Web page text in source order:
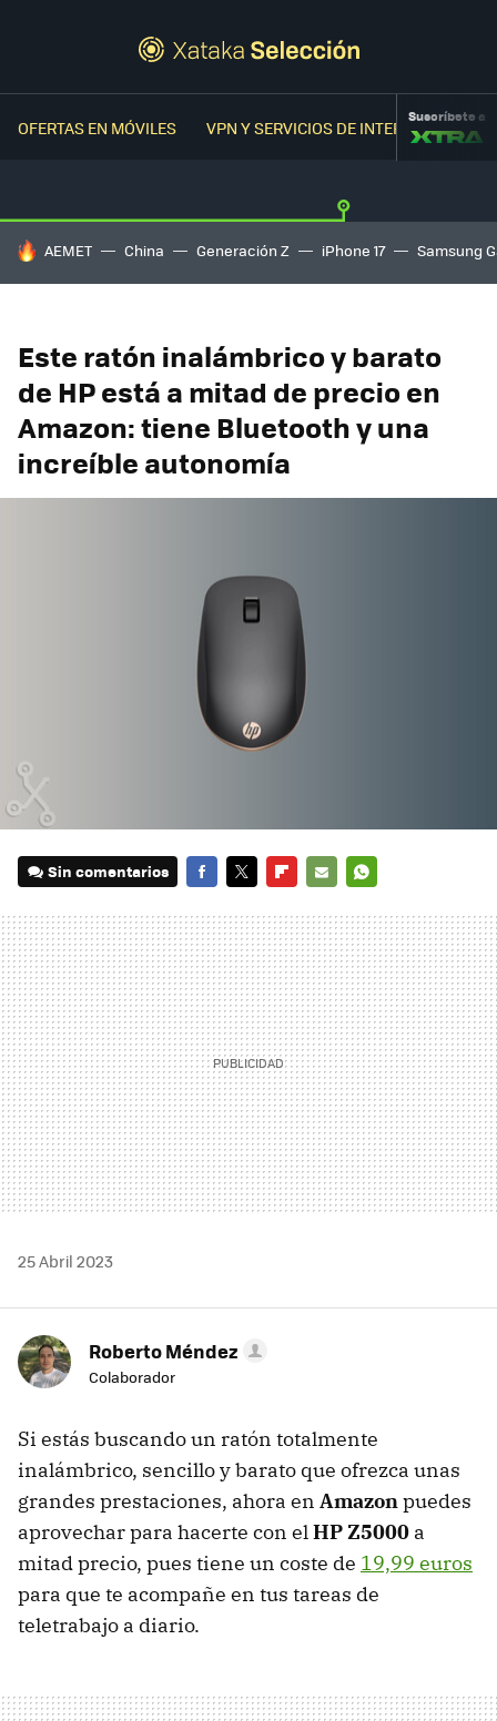
OFERTAS EN MÓVILES VPN Y SERVICIOS DE INTERNETSuscríbete a
HOY SE HABLA DE
AEMET China Generación Z iPhone 17 Samsung
Este ratón inalámbrico y barato
de HP está a mitad de precio en
Amazon: tiene Bluetooth y una
increíble autonomía
Sin comentarios
MAIL
25 Abril 2023
Roberto Méndez
Colaborador
Si estás buscando un ratón totalmente
inalámbrico, sencillo y barato que ofrezca unas
grandes prestaciones, ahora en Amazonpuedes
aprovechar para hacerte con elHP Z5000 a
mitad precio, pues tiene un coste de 19,99 euros
para que te acompañe en tus tareas de
teletrabajo a diario.